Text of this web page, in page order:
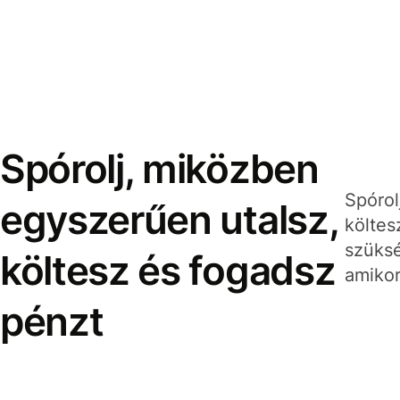
Spórolj, miközben
egyszerűen utalsz,
költesz és fogadsz
pénzt